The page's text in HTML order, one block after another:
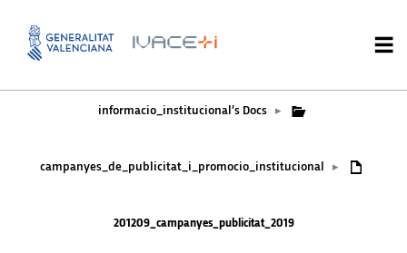
informacio_institucional’s Docs ▸
campanyes_de_publicitat_i_promocio_institucional ▸
201209_campanyes_publicitat_2019